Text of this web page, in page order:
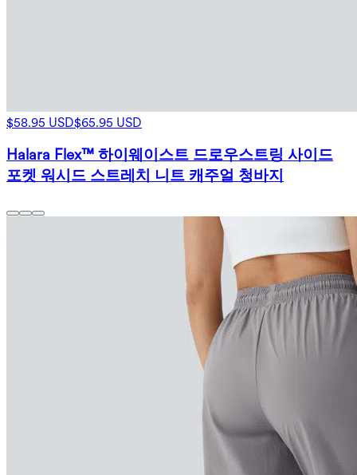
$58.95 USD$65.95 USD
Halara Flex™ 하이웨이스트 드로우스트링 사이드
포켓 워시드 스트레치 니트 캐주얼 청바지